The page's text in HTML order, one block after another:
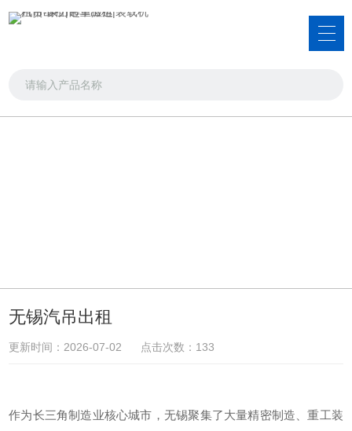
无锡汽吊出租
更新时间：2026-07-02 点击次数：133
作为长三角制造业核心城市，无锡聚集了大量精密制造、重工装